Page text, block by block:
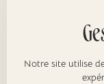
Notre site utilise